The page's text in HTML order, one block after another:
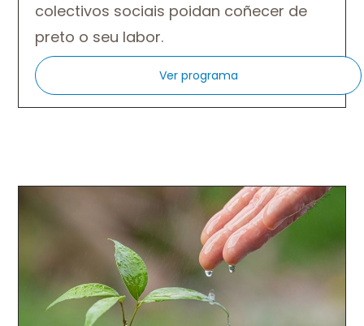
colectivos sociais poidan coñecer de
preto o seu labor.
Ver programa